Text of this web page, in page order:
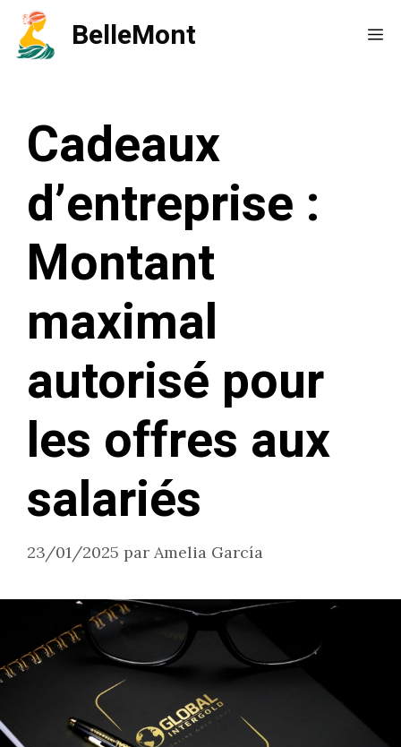
Aller
BelleMont
Cadeaux
d’entreprise :
Montant
maximal
autorisé pour
les offres aux
salariés
23/01/2025 par Amelia García